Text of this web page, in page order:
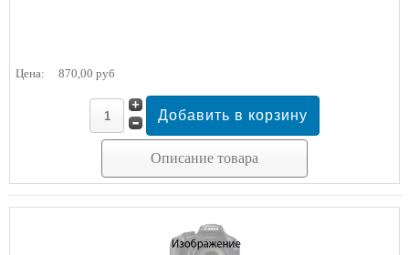
Цена: 870,00 руб
Описание товара